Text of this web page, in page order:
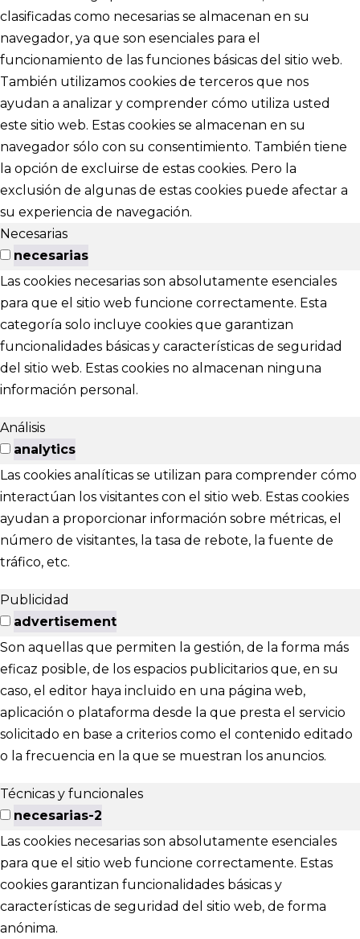
clasificadas como necesarias se almacenan en su
navegador, ya que son esenciales para el
funcionamiento de las funciones básicas del sitio web.
También utilizamos cookies de terceros que nos
ayudan a analizar y comprender cómo utiliza usted
este sitio web. Estas cookies se almacenan en su
navegador sólo con su consentimiento. También tiene
la opción de excluirse de estas cookies. Pero la
exclusión de algunas de estas cookies puede afectar a
su experiencia de navegación.
Necesarias
necesarias
Las cookies necesarias son absolutamente esenciales
para que el sitio web funcione correctamente. Esta
categoría solo incluye cookies que garantizan
funcionalidades básicas y características de seguridad
del sitio web. Estas cookies no almacenan ninguna
información personal.
Análisis
analytics
Las cookies analíticas se utilizan para comprender cómo
interactúan los visitantes con el sitio web. Estas cookies
ayudan a proporcionar información sobre métricas, el
número de visitantes, la tasa de rebote, la fuente de
tráfico, etc.
Publicidad
advertisement
Son aquellas que permiten la gestión, de la forma más
eficaz posible, de los espacios publicitarios que, en su
caso, el editor haya incluido en una página web,
aplicación o plataforma desde la que presta el servicio
solicitado en base a criterios como el contenido editado
o la frecuencia en la que se muestran los anuncios.
Técnicas y funcionales
necesarias-2
Las cookies necesarias son absolutamente esenciales
para que el sitio web funcione correctamente. Estas
cookies garantizan funcionalidades básicas y
características de seguridad del sitio web, de forma
anónima.